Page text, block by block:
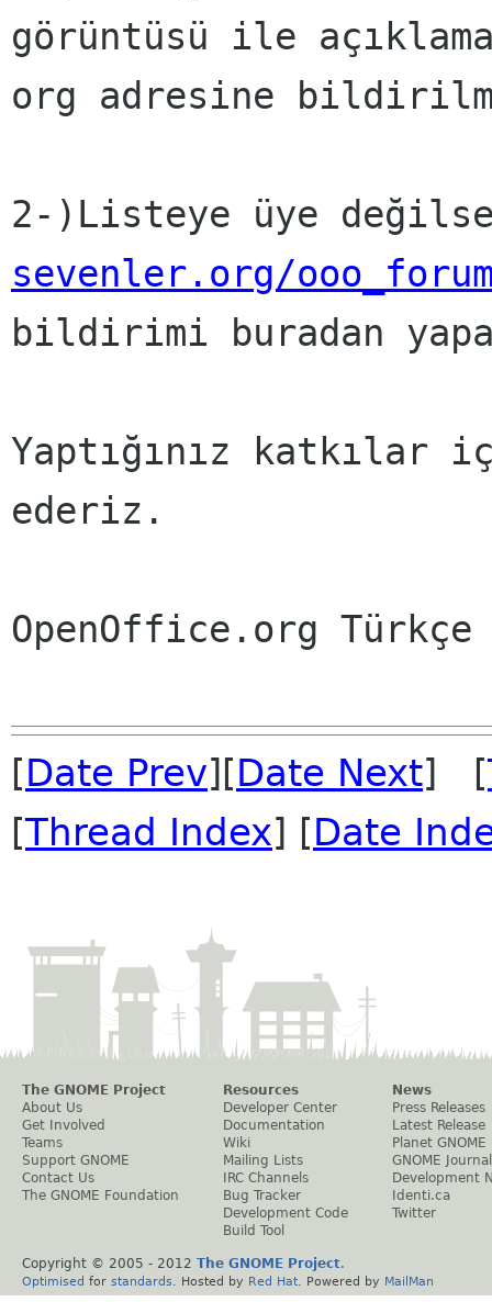
görüntüsü ile
org adresine
2-)Listeye üye
sevenler.org/
bildirimi buradan
Yaptığınız katkılar
ederiz.
OpenOffice.org Türkçe
[Date Prev][Date Next] [
[Thread Index] [Date
The GNOME Project
About Us
Get Involved
Teams
Support GNOME
Contact Us
The GNOME Foundation
Resources
Developer Center
Documentation
Wiki
Mailing Lists
IRC Channels
Bug Tracker
Development Code
Build Tool
News
Press Releases
Latest Release
Planet GNOME
GNOME Journal
Development
Identi.ca
Twitter
Copyright © 2005 - 2012 The GNOME Project.
Optimised for standards . Hosted by Red Hat . Powered by MailMan